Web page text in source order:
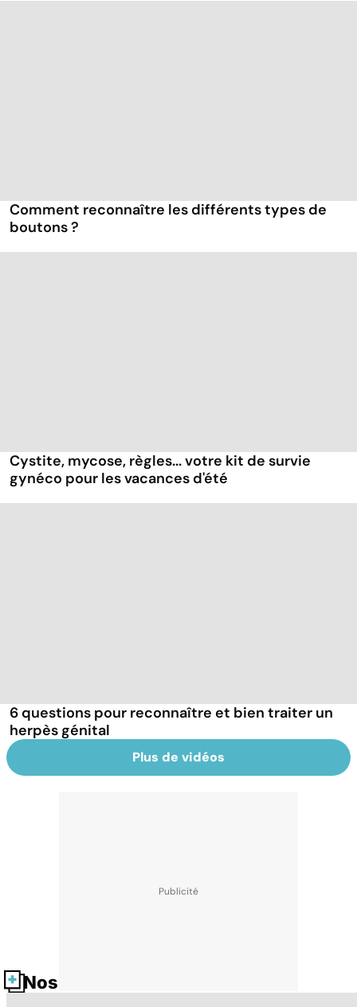
Comment reconnaître les différents types de
boutons ?
Cystite, mycose, règles... votre kit de survie
gynéco pour les vacances d'été
6 questions pour reconnaître et bien traiter un
herpès génital
Plus de vidéos
Nos fiches santé